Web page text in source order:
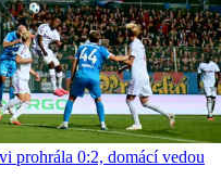
prohrála 0:2, domácí vedou